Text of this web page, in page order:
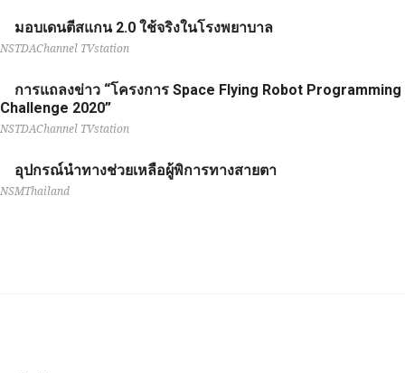
มอบเดนตีสแกน 2.0 ใช้จริงในโรงพยาบาล
NSTDAChannel TVstation
การแถลงข่าว “โครงการ Space Flying Robot Programming
Challenge 2020”
NSTDAChannel TVstation
อุปกรณ์นำทางช่วยเหลือผู้พิการทางสายตา
NSMThailand